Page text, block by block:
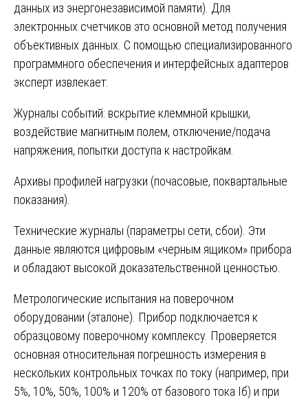
данных из энергонезависимой памяти). Для
электронных счетчиков это основной метод получения
объективных данных. С помощью специализированного
программного обеспечения и интерфейсных адаптеров
эксперт извлекает:
Журналы событий: вскрытие клеммной крышки,
воздействие магнитным полем, отключение/подача
напряжения, попытки доступа к настройкам.
Архивы профилей нагрузки (почасовые, поквартальные
показания).
Технические журналы (параметры сети, сбои). Эти
данные являются цифровым «черным ящиком» прибора
и обладают высокой доказательственной ценностью.
Метрологические испытания на поверочном
оборудовании (эталоне). Прибор подключается к
образцовому поверочному комплексу. Проверяется
основная относительная погрешность измерения в
нескольких контрольных точках по току (например, при
5%, 10%, 50%, 100% и 120% от базового тока Iб) и при